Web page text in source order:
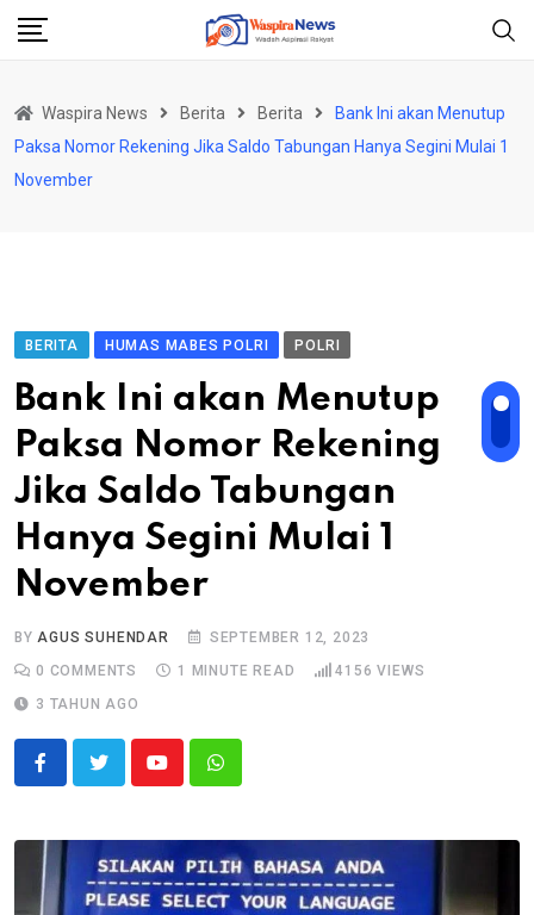
Skip
Waspira News Berita Berita
Bank Ini akan Menutup
Paksa Nomor Rekening Jika Saldo Tabungan Hanya Segini Mulai 1
November
BERITA HUMAS MABES POLRI POLRI
Bank Ini akan Menutup
Paksa Nomor Rekening
Jika Saldo Tabungan
Hanya Segini Mulai 1
November
BYAGUS SUHENDAR
SEPTEMBER 12, 2023
0 COMMENTS 1 MINUTE READ 4156 VIEWS
3 TAHUN AGO
YoutubeWhatsapp